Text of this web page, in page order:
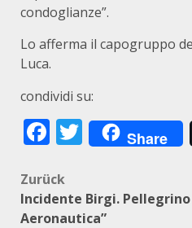
condoglianze”.
Lo afferma il capogruppo
Luca.
condividi su:
Facebook
Twitter
Share
Zurück
Incidente Birgi.
Aeronautica”